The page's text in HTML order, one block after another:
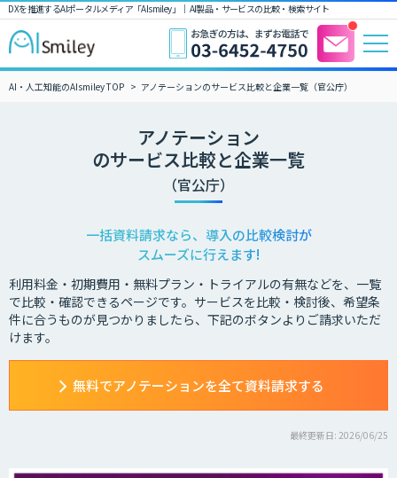
DXを推進するAIポータルメディア「AIsmiley」｜ AI製品・サービスの比較・検索サイト
AI・人工知能のAIsmiley TOP アノテーションのサービス比較と企業一覧（官公庁）
アノテーション
のサービス比較と企業一覧
（官公庁）
一括資料請求なら、導入の比較検討が
スムーズに行えます!
利用料金・初期費用・無料プラン・トライアルの有無などを、一覧
で比較・確認できるページです。サービスを比較・検討後、希望条
件に合うものが見つかりましたら、下記のボタンよりご請求いただ
けます。
無料でアノテーションを全て資料請求する
最終更新日: 2026/06/25